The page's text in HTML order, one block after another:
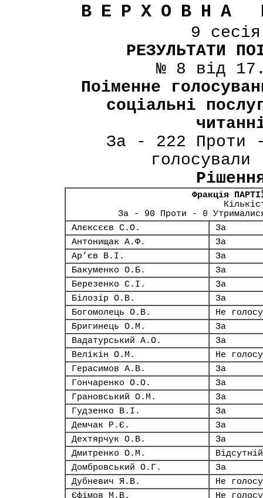
ВЕРХОВНА
9
РЕЗУЛЬТАТИ
№ 8 від
Поіменне
соціальні
За - 222 Проти
Фракція
За - 90 Проти - 0
Алєксєєв С.О.
За
Антонищак А.Ф.
За
Ар’єв В.І.
За
Бакуменко О.Б.
За
Березенко С.І.
За
Білозір О.В.
За
Богомолець О.В.
Не
Бригинець О.М.
За
Вадатурський А.О.
За
Велікін О.М.
Не
Герасимов А.В.
За
Гончаренко О.О.
За
Грановський О.М.
За
Гудзенко В.І.
За
Демчак Р.Є.
За
Дехтярчук О.В.
За
Дмитренко О.М.
Відсутній
Домбровський О.Г.
За
Дубневич Я.В.
Не
Єфімов М.В.
Не